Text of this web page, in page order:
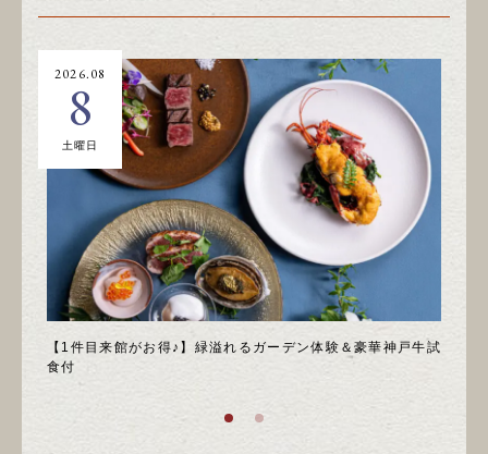
【1件目来館がお得♪】緑溢れるガーデン体験＆豪華神戸牛試
食付
2026.08
8
土曜日